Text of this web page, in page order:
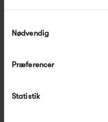
Nødvendig
Præferencer
Statistik
Moebe Polygrif